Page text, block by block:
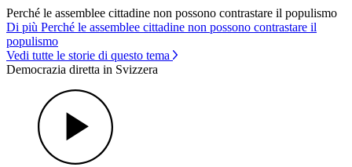
Perché le assemblee cittadine non possono contrastare il populismo
Di più Perché le assemblee cittadine non possono contrastare il
populismo
Vedi tutte le storie di questo tema
Democrazia diretta in Svizzera